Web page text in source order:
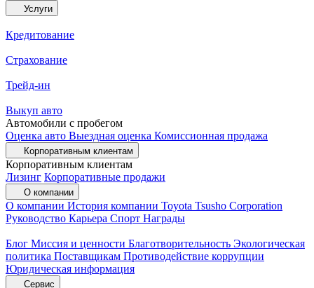
Услуги
Кредитование
Страхование
Трейд-ин
Выкуп авто
Автомобили с пробегом
Оценка авто Выездная оценка Комиссионная продажа
Корпоративным клиентам
Корпоративным клиентам
Лизинг Корпоративные продажи
О компании
О компании История компании Toyota Tsusho Corporation
Руководство Карьера Спорт Награды
Блог Миссия и ценности Благотворительность Экологическая
политика Поставщикам Противодействие коррупции
Юридическая информация
Сервис